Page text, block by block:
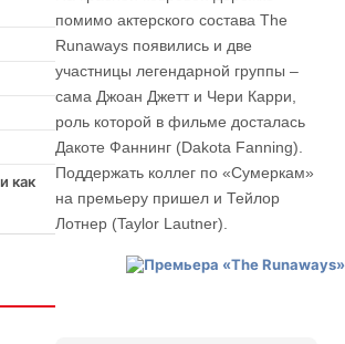
как
помимо актерского состава The
Runaways появились и две
участницы легендарной группы –
сама Джоан Джетт и Чери Карри,
роль которой в фильме досталась
Дакоте Фаннинг (Dakota Fanning).
Поддержать коллег по «Сумеркам»
на премьеру пришел и Тейлор
Лотнер (Taylor Lautner).